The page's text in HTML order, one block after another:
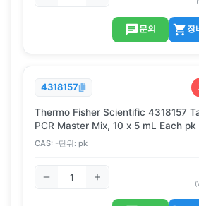
문의 장
4318157
Thermo Fisher Scientific 4318157
PCR Master Mix, 10 x 5 mL Each pk
CAS: -단위: pk